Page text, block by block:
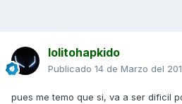
lolitohapkido
Publicado 14 de Marzo del
pues me temo que si, va a ser dificil